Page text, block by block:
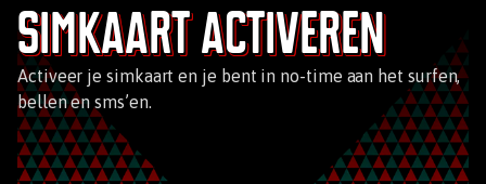
Simkaart activeren
Activeer je simkaart en je bent in no-time aan het surfen,
bellen en sms’en.